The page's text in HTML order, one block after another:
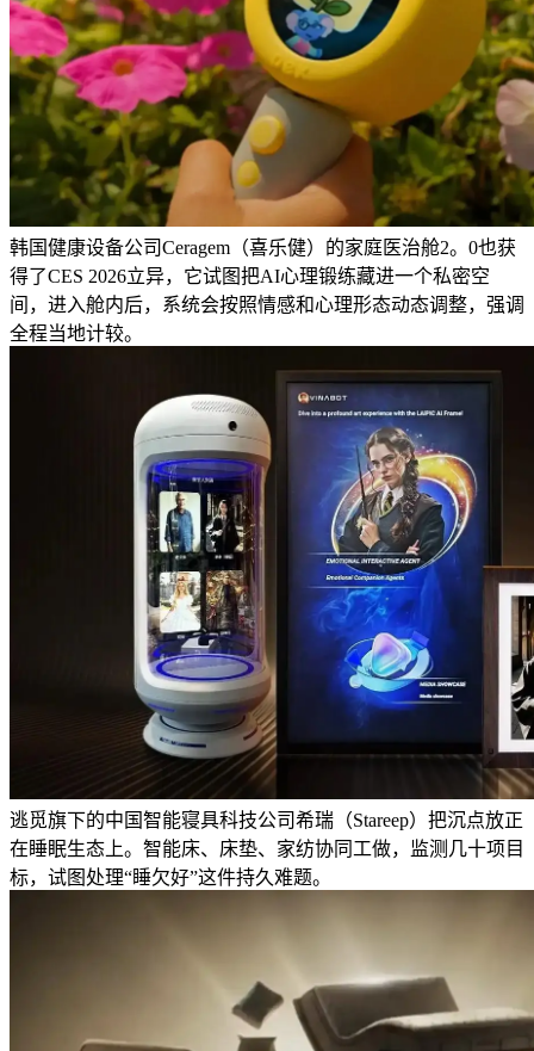
韩国健康设备公司Ceragem（喜乐健）的家庭医治舱2。0也获
得了CES 2026立异，它试图把AI心理锻练藏进一个私密空
间，进入舱内后，系统会按照情感和心理形态动态调整，强调
全程当地计较。
逃觅旗下的中国智能寝具科技公司希瑞（Stareep）把沉点放正
在睡眠生态上。智能床、床垫、家纺协同工做，监测几十项目
标，试图处理“睡欠好”这件持久难题。